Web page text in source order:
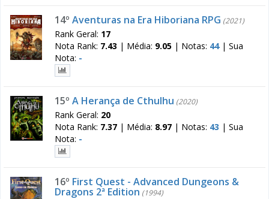
14º Aventuras na Era Hiboriana RPG (2021)
Rank Geral: 17
Nota Rank: 7.43 | Média: 9.05 | Notas: 44| Sua
Nota: -
15º A Herança de Cthulhu (2020)
Rank Geral: 20
Nota Rank: 7.37 | Média: 8.97 | Notas: 43 | Sua
Nota: -
16º First Quest - Advanced Dungeons &
Dragons 2ª Edition (1994)